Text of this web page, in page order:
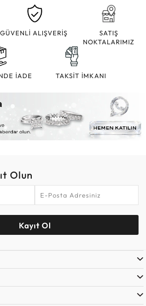
GÜVENLİ ALIŞVERİŞ
SATIŞ
NOKTALARIMIZ
İADE TAKSİT İMKANI
Olun
Kayıt Ol